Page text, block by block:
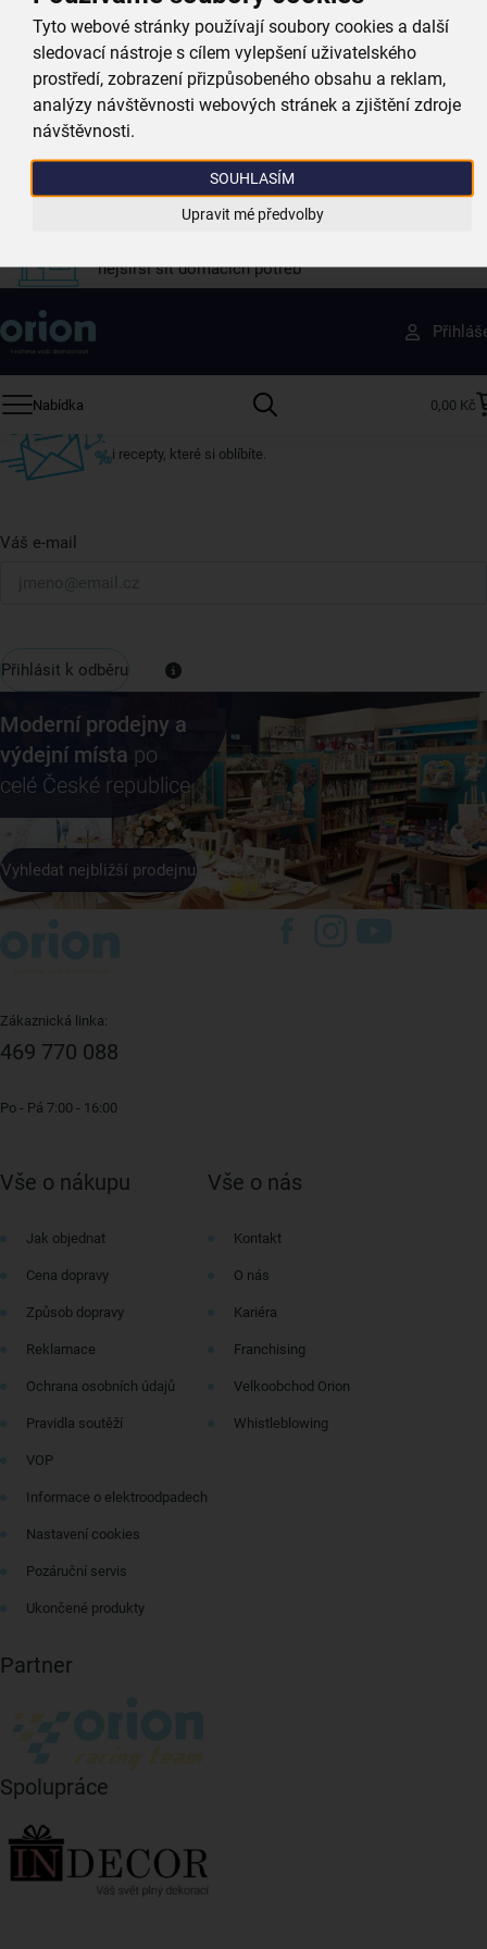
Tyto webové stránky používají soubory cookies a další
sledovací nástroje s cílem vylepšení uživatelského
prostředí, zobrazení přizpůsobeného obsahu a reklam,
analýzy návštěvnosti webových stránek a zjištění zdroje
návštěvnosti.
SOUHLASÍM
Upravit mé předvolby
při nákupu nad 999 Kč
Zboží doručujeme rychle
máme téměr vše skladem
Vždy si u nás vyberete
4 000 kvalitních produktů
nejširší síť domácích potřeb
Nabídka 0,00 Kč
Získejte rady, recepty a tipy na slevy dřív než
ostatní
Přihlaste se k odběru našeho newsletteru.
i recepty, které si oblíbíte.
Váš e-mail
Přihlásit k odběru
Moderní prodejny a
výdejní místa po
celé České republice
Vyhledat nejbližší prodejnu
Zákaznická linka:
469 770 088
Po - Pá 7:00 - 16:00
Vše o nákupu
Jak objednat
Cena dopravy
Způsob dopravy
Reklamace
Ochrana osobních údajů
Pravidla soutěží
VOP
Informace o elektroodpadech
Nastavení cookies
Pozáruční servis
Ukončené produkty
Vše o nás
Kontakt
O nás
Kariéra
Franchising
Velkoobchod Orion
Whistleblowing
Partner
Spolupráce